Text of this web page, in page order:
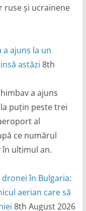
ruse și ucrainene
ajuns la un
astăzi 8th
a ajuns
puțin peste trei
al
ce numărul
în ultimul an.
în Bulgaria:
aerian care să
8th August 2026